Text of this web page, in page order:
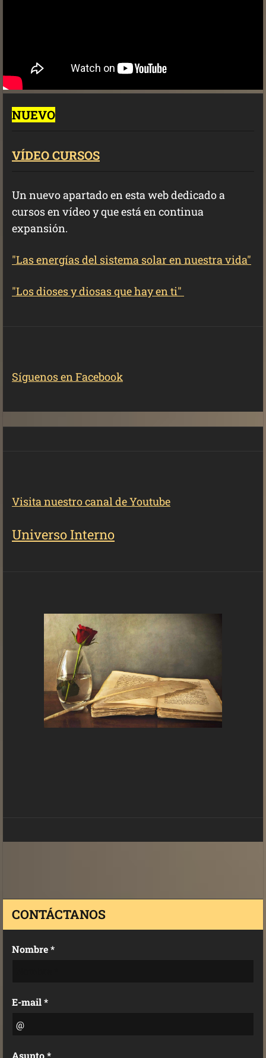
NUEVO
VÍDEO CURSOS
Un nuevo apartado en esta web dedicado a
cursos en vídeo y que está en continua
expansión.
"Las energías del sistema solar en nuestra vida"
"Los dioses y diosas que hay en ti"
Síguenos en Facebook
Visita nuestro canal de Youtube
Universo Interno
CONTÁCTANOS
Nombre *
E-mail *
Asunto *